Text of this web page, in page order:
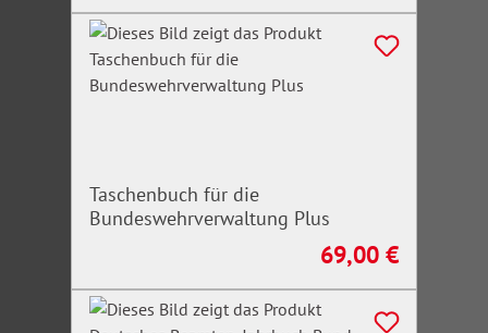
Taschenbuch für die
Bundeswehrverwaltung Plus
Regulärer Preis:
69,00 €